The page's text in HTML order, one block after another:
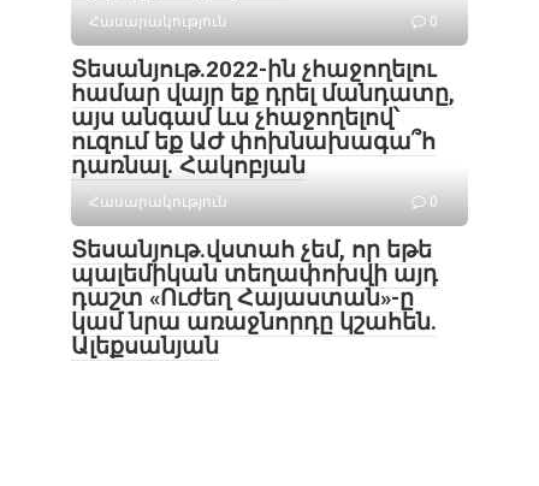
Հասարակություն 0
Տեսանյութ․2022-ին չհաջողելու
համար վայր եք դրել մանդատը,
այս անգամ ևս չհաջողելով՝
ուզում եք ԱԺ փոխնախագա՞հ
դառնալ. Հակոբյան
Հասարակություն 0
Տեսանյութ․վստահ չեմ, որ եթե
պալեմիկան տեղափոխվի այդ
դաշտ «Ուժեղ Հայաստան»-ը
կամ նրա առաջնորդը կշահեն․
Ալեքսանյան